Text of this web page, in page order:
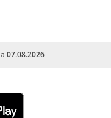
технологий
07.08.2026